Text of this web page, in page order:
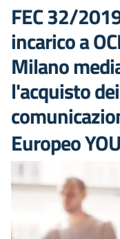
FEC 32/
incarico a
Milano
l'acquisto
Europeo